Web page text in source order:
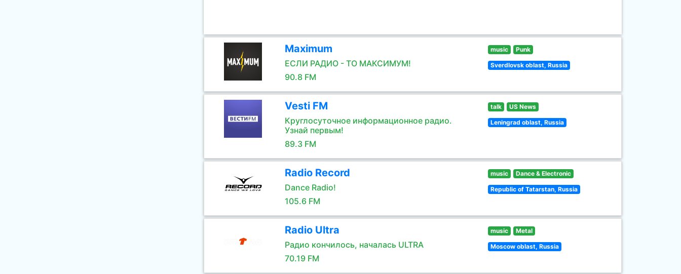
Maximum
ЕСЛИ РАДИО - ТО МАКСИМУМ!
90.8 FM
music Punk
Sverdlovsk oblast, Russia
Vesti FM
Круглосуточное информационное радио.
Узнай первым!
89.3 FM
talk US News
Leningrad oblast, Russia
Radio Record
Dance Radio!
105.6 FM
music Dance & Electronic
Republic of Tatarstan, Russia
Radio Ultra
Радио кончилось, началась ULTRA
70.19 FM
music Metal
Moscow oblast, Russia